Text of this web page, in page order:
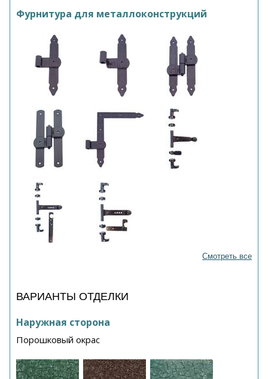
Фурнитура для металлоконструкций
Смотреть все
ВАРИАНТЫ ОТДЕЛКИ
Наружная сторона
Порошковый окрас